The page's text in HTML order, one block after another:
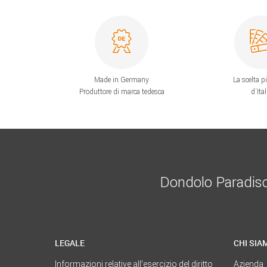
Made in Germany
Produttore di marca tedesca
La scelta
Dondolo
LEGALE
Informazioni relative all’esercizio del diritto
CHI
Azienda